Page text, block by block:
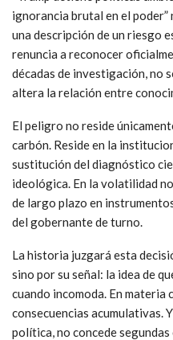
ignorancia brutal en el
una descripción de un riesgo
renuncia a reconocer
décadas de investigación, no
altera la relación entre
El peligro no reside
carbón. Reside en la
sustitución del diagnóstico
ideológica. En la volatilidad
de largo plazo en
del gobernante de turno.
La historia juzgará esta
sino por su señal: la idea de
cuando incomoda. En materia
consecuencias acumulativas.
política, no concede